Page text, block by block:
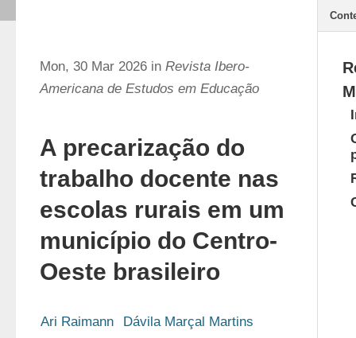
Mon, 30 Mar 2026 in Revista Ibero-
Americana de Estudos em Educação
A precarização do
trabalho docente nas
escolas rurais em um
município do Centro-
Oeste brasileiro
Ari Raimann Dávila Marçal Martins